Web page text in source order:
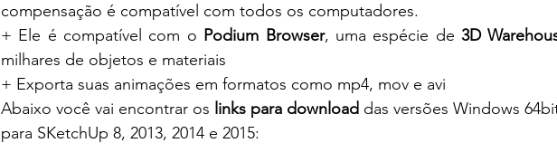
compensação é compatível com todos os computadores.
+ Ele é compatível com o Podium Browser, uma espécie de 3D
milhares de objetos e materiais
+ Exporta suas animações em formatos como mp4, mov e avi
Abaixo você vai encontrar os links para download das versões Windows
para SKetchUp 8, 2013, 2014 e 2015: